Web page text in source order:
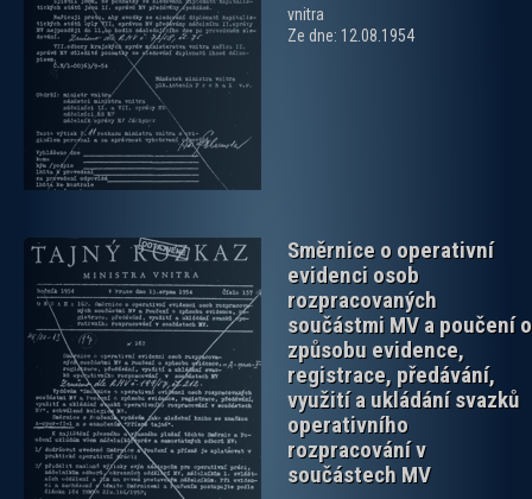
vnitra
Ze dne: 12.08.1954
Směrnice o operativní
evidenci osob
rozpracovaných
součástmi MV a poučení o
způsobu evidence,
registrace, předávání,
využití a ukládání svazků
operativního
rozpracování v
součástech MV
zobrazit PDF dokument
zobrazit PDF dokument